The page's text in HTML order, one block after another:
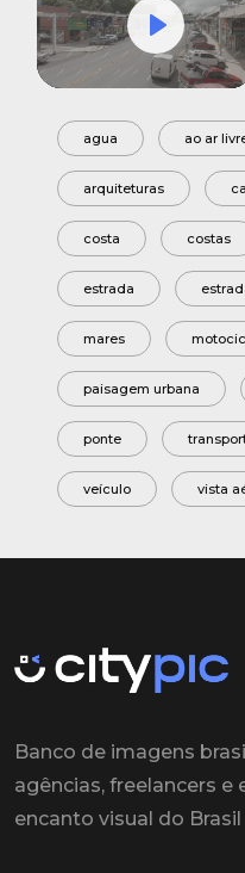
Mute
Play
agua ao ar
arquiteturas
costa costas
estrada
mares
paisagem urbana
ponte
veículo vista
Banco de imagens
agências, freelancers e
encanto visual do